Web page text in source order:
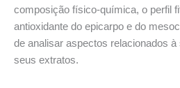
composição físico-química, o perfil
antioxidante do epicarpo e do
de analisar aspectos relacionados
seus extratos.